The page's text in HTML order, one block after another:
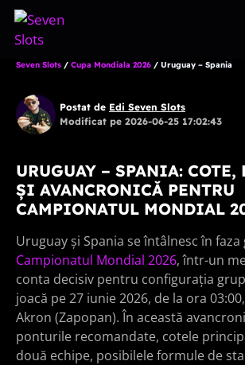
Sari
conținut
Seven Slots / Cupa Mondiala 2026 / Uruguay – Spania
Postat de Edi Seven Slots
Modificat pe 2026-06-25 17:02:43
URUGUAY – SPANIA: COTE,
ȘI AVANCRONICĂ PENTRU
CAMPIONATUL MONDIAL
Uruguay și Spania se întâlnesc în
Campionatul Mondial 2026, într-un
conta decisiv pentru configurația
joacă pe 27 iunie 2026, de la ora
Akron (Zapopan). În această
ponturile recomandate, cotele
două echipe, posibilele formule de